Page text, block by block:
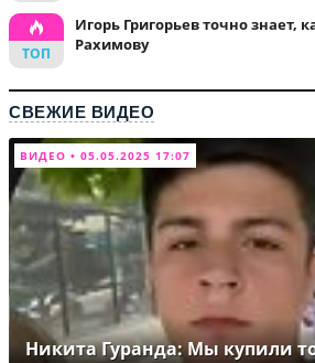
Игорь Григорьев точно знает,
Рахимову
СВЕЖИЕ ВИДЕО
ВИДЕО • 05.05.2025 17:07
Никита Гуранда: Мы купили